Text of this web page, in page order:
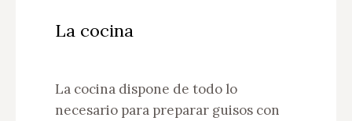
La cocina
La cocina dispone de todo lo
necesario para preparar guisos con